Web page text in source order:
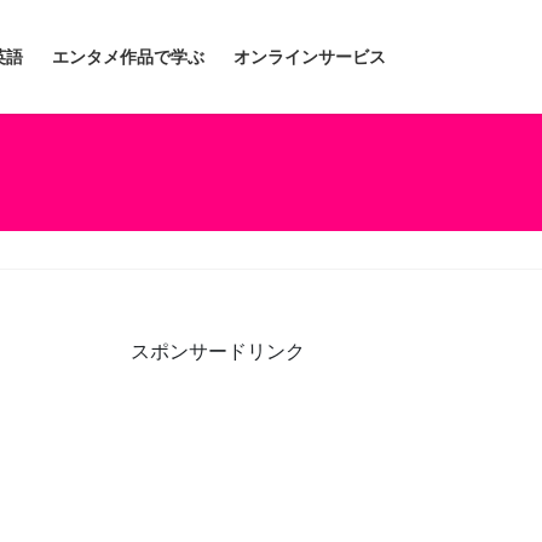
語 エンタメ作品で学ぶ オンラインサービス
スポンサードリンク